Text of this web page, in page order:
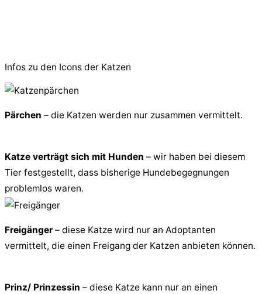
Infos zu den Icons der Katzen
Pärchen – die Katzen werden nur zusammen vermittelt.
Katze verträgt sich mit Hunden – wir haben bei diesem
Tier festgestellt, dass bisherige Hundebegegnungen
problemlos waren.
Freigänger – diese Katze wird nur an Adoptanten
vermittelt, die einen Freigang der Katzen anbieten können.
Prinz/ Prinzessin – diese Katze kann nur an einen